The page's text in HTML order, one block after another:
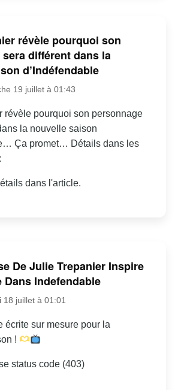
révèle pourquoi son
différent dans la
d’Indéfendable
19 juillet à 01:43
révèle pourquoi son personnage
la nouvelle saison
Ça promet… Détails dans les
dans l'article.
De Julie Trepanier Inspire
Dans Indefendable
18 juillet à 01:01
écrite sur mesure pour la
!
status code (403)